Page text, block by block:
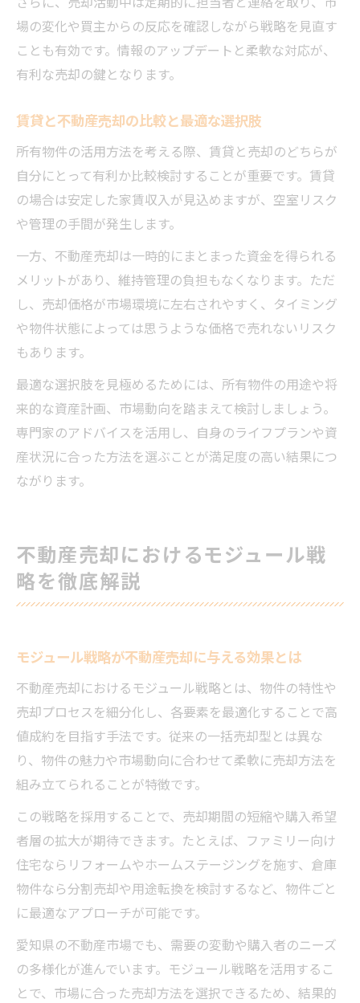
場の変化や買主からの反応を確認しながら戦略を見直す
ことも有効です。情報のアップデートと柔軟な対応が、
有利な売却の鍵となります。
賃貸と不動産売却の比較と最適な選択肢
所有物件の活用方法を考える際、賃貸と売却のどちらが
自分にとって有利か比較検討することが重要です。賃貸
の場合は安定した家賃収入が見込めますが、空室リスク
や管理の手間が発生します。
一方、不動産売却は一時的にまとまった資金を得られる
メリットがあり、維持管理の負担もなくなります。ただ
し、売却価格が市場環境に左右されやすく、タイミング
や物件状態によっては思うような価格で売れないリスク
もあります。
最適な選択肢を見極めるためには、所有物件の用途や将
来的な資産計画、市場動向を踏まえて検討しましょう。
専門家のアドバイスを活用し、自身のライフプランや資
産状況に合った方法を選ぶことが満足度の高い結果につ
ながります。
不動産売却におけるモジュール戦
略を徹底解説
モジュール戦略が不動産売却に与える効果とは
不動産売却におけるモジュール戦略とは、物件の特性や
売却プロセスを細分化し、各要素を最適化することで高
値成約を目指す手法です。従来の一括売却型とは異な
り、物件の魅力や市場動向に合わせて柔軟に売却方法を
組み立てられることが特徴です。
この戦略を採用することで、売却期間の短縮や購入希望
者層の拡大が期待できます。たとえば、ファミリー向け
住宅ならリフォームやホームステージングを施す、倉庫
物件なら分割売却や用途転換を検討するなど、物件ごと
に最適なアプローチが可能です。
愛知県の不動産市場でも、需要の変動や購入者のニーズ
の多様化が進んでいます。モジュール戦略を活用するこ
とで、市場に合った売却方法を選択できるため、結果的